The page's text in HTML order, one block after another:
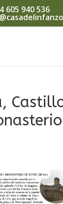
605 940 536